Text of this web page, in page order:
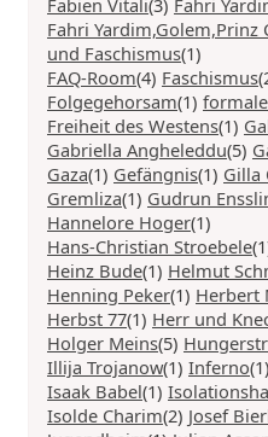
Fahri Yardim,Golem,Prinz
und Faschismus(1)
FAQ-Room(4) Faschismus
Folgegehorsam(1)
Freiheit des Westens(1)
Gabriella Angheleddu(5)
Gaza(1) Gefängnis(1) Gilla
Gremliza(1) Gudrun
Hannelore Hoger(1)
Hans-Christian Stroebele
Heinz Bude(1) Helmut
Henning Peker(1) Herbert
Herbst 77(1) Herr und
Holger Meins(5)
Illija Trojanow(1) Inferno(1)
Isaak Babel(1)
Isolde Charim(2) Josef